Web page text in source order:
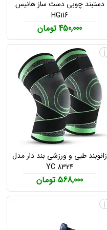
دستبند چوبی دست ساز هانیس
HG116
450,000 تومان
زانوبند طبی و ورزشی بند دار مدل
YC 8324
568,000 تومان
i
i